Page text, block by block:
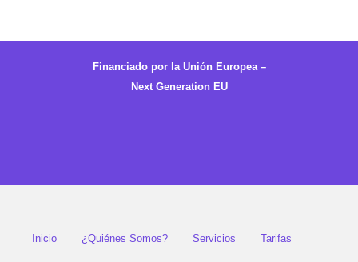
Financiado por la Unión Europea –
Next Generation EU
Inicio ¿Quiénes Somos? Servicios Tarifas